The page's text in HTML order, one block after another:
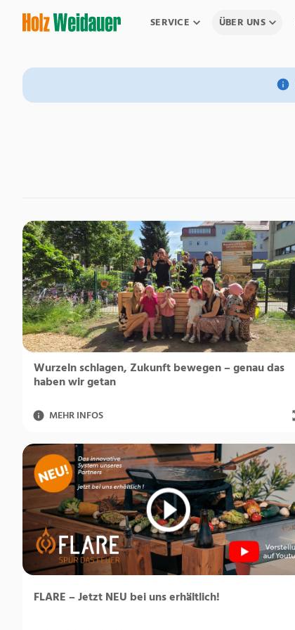
SERVICE ÜBER UNS
Wurzeln schlagen, Zukunft bewegen – genau das
haben wir getan
MEHR INFOS
FLARE – Jetzt NEU bei uns erhältlich!